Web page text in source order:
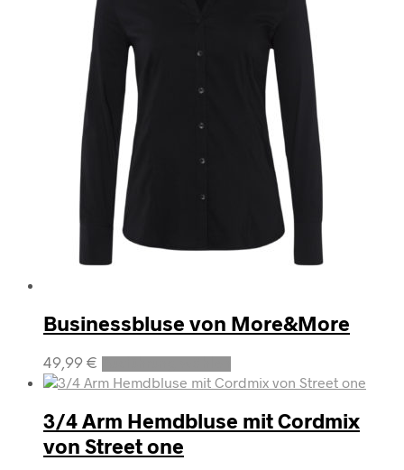
Produktseite
gewählt
werden
Businessbluse von More&More
49,99 €
Dieses
Produkt
weist
mehrere
Varianten
3/4 Arm Hemdbluse mit Cordmix
von Street one